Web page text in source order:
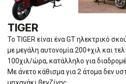
TIGER
Το TIGER είναι ένα GT ηλεκτρικό
με μεγάλη αυτονομία 200+χιλ και
100χιλ/ώρα, κατάλληλο για
Με άνετο κάθισμα για 2 άτομα δεν